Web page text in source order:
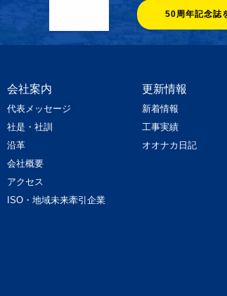
50周年記念誌
会社案内
代表メッセージ
社是・社訓
沿革
会社概要
アクセス
ISO・地域未来牽引企業
更新情報
新着情報
工事実績
オオナカ日記